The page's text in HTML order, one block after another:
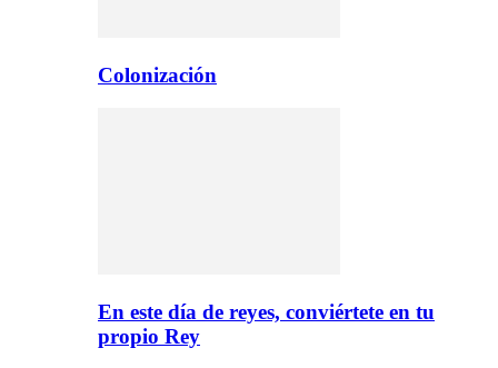
Colonización
En este día de reyes, conviértete en tu
propio Rey